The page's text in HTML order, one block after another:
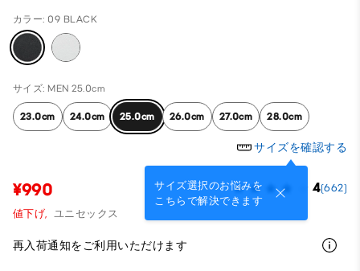
カラー: 09 BLACK
サイズ: MEN 25.0cm
23.0cm 24.0cm 25.0cm 26.0cm 27.0cm 28.0cm
サイズを確認する
サイズ選択のお悩みを
こちらで解決できます
¥990 4(662)
値下げ, ユニセックス
再入荷通知をご利用いただけます